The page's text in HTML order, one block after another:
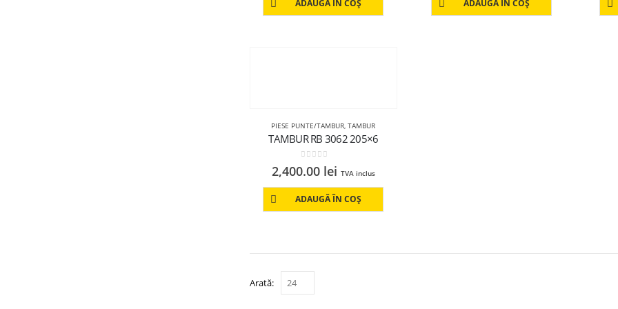
ADAUGĂ ÎN COȘ ADAUGĂ ÎN COȘ
PIESE PUNTE/TAMBUR,TAMBUR
TAMBUR RB 3062 205×6
0 out of 5
2,400.00 lei TVA inclus
ADAUGĂ ÎN COȘ
Arată: